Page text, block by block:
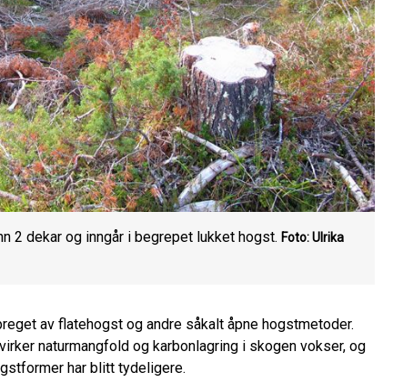
2 dekar og inngår i begrepet lukket hogst. Foto: Ulrika
av flatehogst og andre såkalt åpne hogstmetoder.
naturmangfold og karbonlagring i skogen vokser, og
har blitt tydeligere.